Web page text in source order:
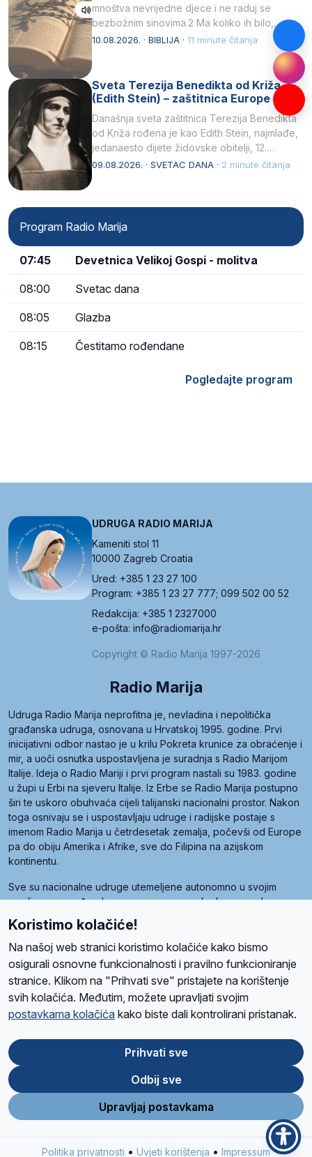
mnoštva nevrijedne djece i ne raduj se
bezbožnim sinovima.2 Ma koliko ih bilo,…
10.08.2026. · BIBLIJA · 11 minute čitanja
Sveta Terezija Benedikta od Križa
(Edith Stein) – zaštitnica Europe
Današnja sveta zaštitnica Terezija Benedikta
od Križa rođena je kao Edith Stein, najmlađe,
jedanaesto dijete židovske obitelji, 12.
listopada 1891, u Wrocławu…
09.08.2026. · SVETAC DANA · 2 minute čitanja
Program Radio Marija
07:45 Devetnica Velikoj Gospi - molitva
08:00 Svetac dana
08:05 Glazba
08:15 Čestitamo rođendane
Pogledajte program
UDRUGA RADIO MARIJA
Kameniti stol 11
10000 Zagreb Croatia
Ured: +385 1 23 27 100
Program: +385 1 23 27 777; 099 502 00 52
Redakcija: +385 1 2327000
e-pošta: info@radiomarija.hr
Copyright © Radio Marija 1997-2026
Radio Marija
Udruga Radio Marija neprofitna je, nevladina i nepolitička
građanska udruga, osnovana u Hrvatskoj 1995. godine. Prvi
inicijativni odbor nastao je u krilu Pokreta krunice za obraćenje i
mir, a uoči osnutka uspostavljena je suradnja s Radio Marijom
Italije. Ideja o Radio Mariji i prvi program nastali su 1983. godine
u župi u Erbi na sjeveru Italije. Iz Erbe se Radio Marija postupno
širi te uskoro obuhvaća cijeli talijanski nacionalni prostor. Nakon
toga osnivaju se i uspostavljaju udruge i radijske postaje s
imenom Radio Marija u četrdesetak zemalja, počevši od Europe
pa do obiju Amerika i Afrike, sve do Filipina na azijskom
kontinentu.
Sve su nacionalne udruge utemeljene autonomno u svojim
zemljama, a međusobna su povezane preko krovne udruge
pod nazivom Svjetska obitelj Radio Marije (World Family of
Radio Maria). Svjetsku obitelj utemeljilo je sedam članica, među
kojima je i hrvatska Udruga Radio Marija.
O namaRadio ProgramVolonteriPrijateljiKontaktPravila privatnosti
Ova stranica je zaštićena Google reCAPTCHA sustavom
Store
Google
Play
Koristimo kolačiće!
Na našoj web stranici koristimo kolačiće kako bismo
osigurali osnovne funkcionalnosti i pravilno funkcioniranje
stranice. Klikom na "Prihvati sve" pristajete na korištenje
svih kolačića. Međutim, možete upravljati svojim
postavkama kolačića kako biste dali kontrolirani pristanak.
Prihvati sve
Odbij sve
Upravljaj postavkama
Politika privatnosti • Uvjeti korištenja • Impressum